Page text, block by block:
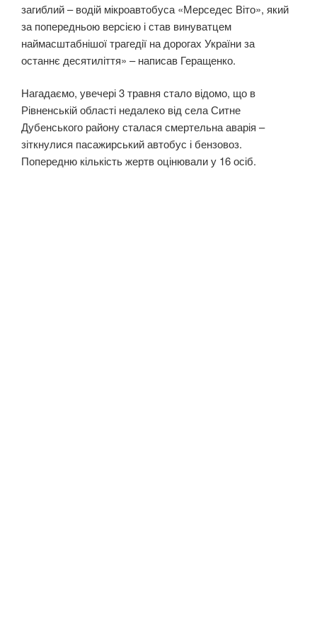
загиблий – водій мікроавтобуса «Мерседес Віто», який
за попередньою версією і став винуватцем
наймасштабнішої трагедії на дорогах України за
останнє десятиліття» – написав Геращенко.
Нагадаємо, увечері 3 травня стало відомо, що в
Рівненській області недалеко від села Ситне
Дубенського району сталася смертельна аварія –
зіткнулися пасажирський автобус і бензовоз.
Попередню кількість жертв оцінювали у 16 осіб.